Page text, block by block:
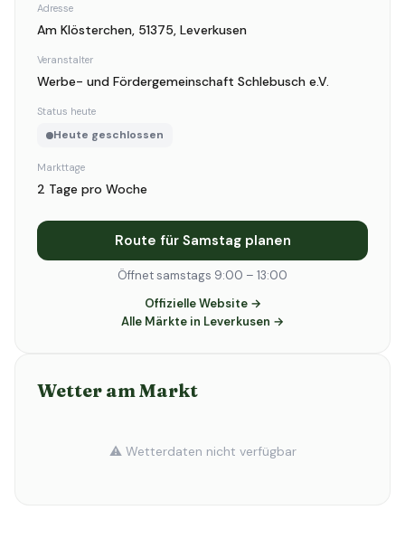
Adresse
Am Klösterchen, 51375, Leverkusen
Veranstalter
Werbe- und Fördergemeinschaft Schlebusch e.V.
Status heute
Heute geschlossen
Markttage
2 Tage pro Woche
Route für Samstag planen
Öffnet samstags 9:00 – 13:00
Offizielle Website →
Alle Märkte in Leverkusen →
Wetter am Markt
⚠️ Wetterdaten nicht verfügbar